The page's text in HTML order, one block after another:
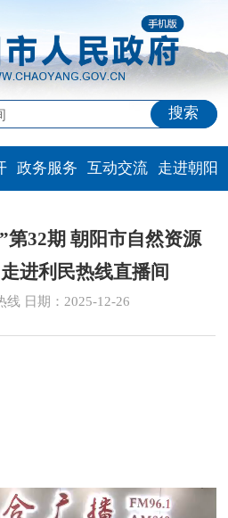
搜索
政务服务 互动交流 走进朝阳
第32期 朝阳市自然资源
进利民热线直播间
线 日期：2025-12-26